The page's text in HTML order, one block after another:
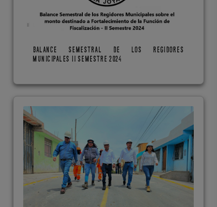
BALANCE SEMESTRAL DE LOS REGIDORES
MUNICIPALES II SEMESTRE 2024